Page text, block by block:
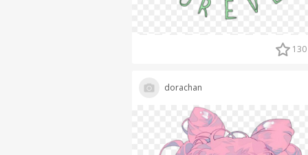
130
dorachan